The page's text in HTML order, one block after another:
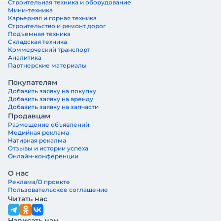
Строительная техника и оборудование
Мини-техника
Карьерная и горная техника
Строительство и ремонт дорог
Подъемная техника
Складская техника
Коммерческий транспорт
Аналитика
Партнерские материалы
Покупателям
Добавить заявку на покупку
Добавить заявку на аренду
Добавить заявку на запчасти
Продавцам
Размещение объявлений
Медийная реклама
Нативная рекалма
Отзывы и истории успеха
Онлайн-конференции
О нас
Реклама/О проекте
Пользовательское соглашение
Читать нас